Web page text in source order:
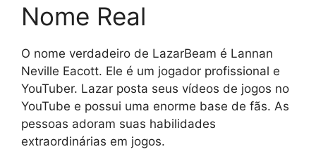
Nome Real
O nome verdadeiro de LazarBeam é Lannan
Neville Eacott. Ele é um jogador profissional e
YouTuber. Lazar posta seus vídeos de jogos no
YouTube e possui uma enorme base de fãs. As
pessoas adoram suas habilidades
extraordinárias em jogos.